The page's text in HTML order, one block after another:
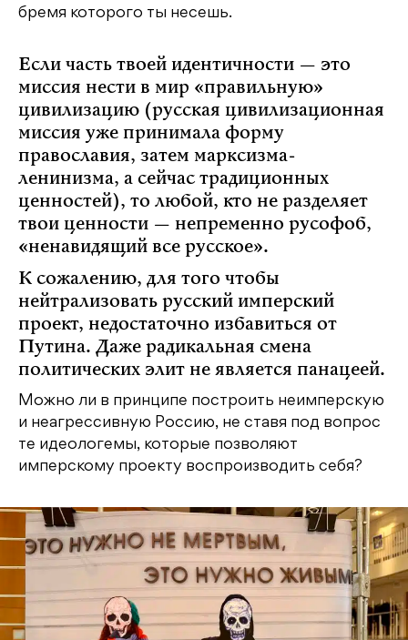
бремя которого ты несешь.
Если часть твоей идентичности — это
миссия нести в мир «правильную»
цивилизацию (русская цивилизационная
миссия уже принимала форму
православия, затем марксизма-
ленинизма, а сейчас традиционных
ценностей), то любой, кто не разделяет
твои ценности — непременно русофоб,
«ненавидящий все русское».
К сожалению, для того чтобы
нейтрализовать русский имперский
проект, недостаточно избавиться от
Путина. Даже радикальная смена
политических элит не является панацеей.
Можно ли в принципе построить неимперскую
и неагрессивную Россию, не ставя под вопрос
те идеологемы, которые позволяют
имперскому проекту воспроизводить себя?